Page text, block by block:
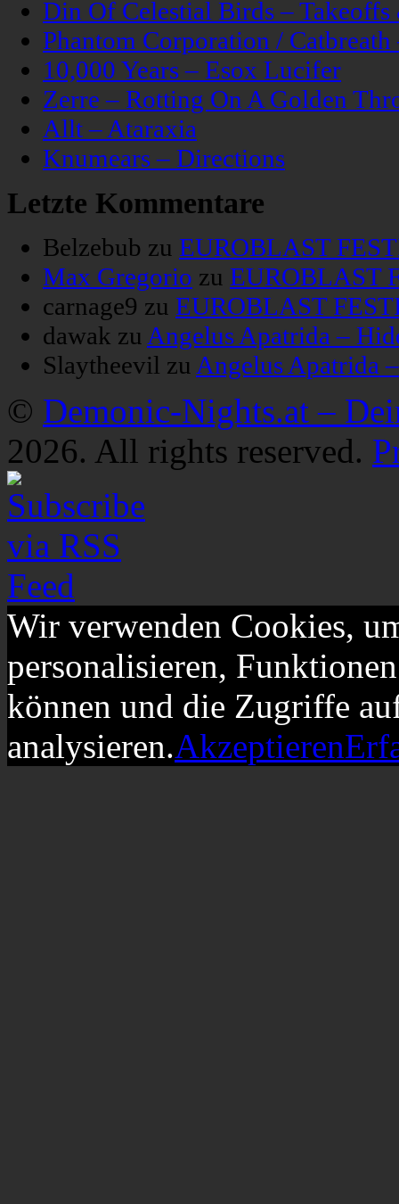
Din Of Celestial Birds –
Phantom Corporation /
10,000 Years – Esox Lucifer
Zerre – Rotting On A Golden
Allt – Ataraxia
Knumears – Directions
Letzte Kommentare
Belzebub zu EUROBLAST
Max Gregorio zu EUROBLAST
carnage9 zu EUROBLAST
dawak zu Angelus Apatrida –
Slaytheevil zu Angelus Apatrida
© Demonic-Nights.at –
2026. All rights reserved.
Wir verwenden Cookies,
personalisieren,
können und die Zugriffe
analysieren.Akzeptieren